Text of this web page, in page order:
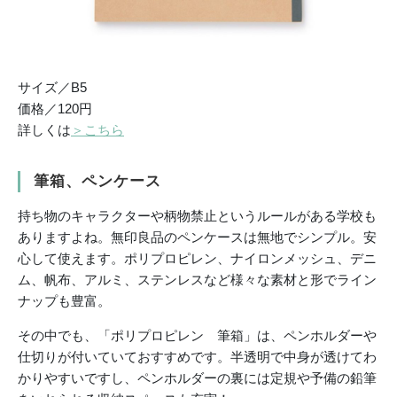
サイズ／B5
価格／120円
詳しくは ＞こちら
筆箱、ペンケース
持ち物のキャラクターや柄物禁止というルールがある学校も
ありますよね。無印良品のペンケースは無地でシンプル。安
心して使えます。ポリプロピレン、ナイロンメッシュ、デニ
ム、帆布、アルミ、ステンレスなど様々な素材と形でライン
ナップも豊富。
その中でも、「ポリプロピレン 筆箱」は、ペンホルダーや
仕切りが付いていておすすめです。半透明で中身が透けてわ
かりやすいですし、ペンホルダーの裏には定規や予備の鉛筆